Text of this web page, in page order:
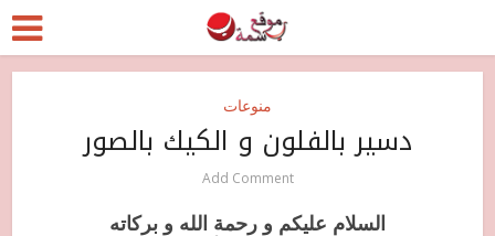
منوعات
دسير بالفلون و الكيك بالصور
Add Comment
السلام عليكم و رحمة الله و بركاته